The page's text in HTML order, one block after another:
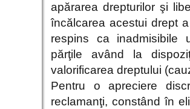
apărarea drepturilor şi
încălcarea acestui drept
respins ca inadmisibile
părţile având la
valorificarea dreptului
Pentru o apreciere
reclamanţi, constând în